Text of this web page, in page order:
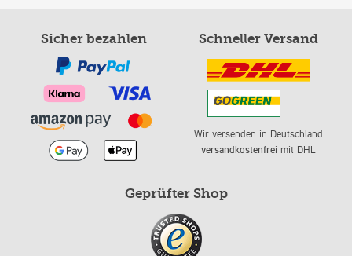
Sicher bezahlen Schneller Versand
Wir versenden in Deutschland
versandkostenfreimit DHL
Geprüfter Shop